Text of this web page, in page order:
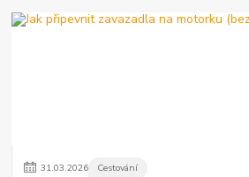
31.03.2026 Cestování